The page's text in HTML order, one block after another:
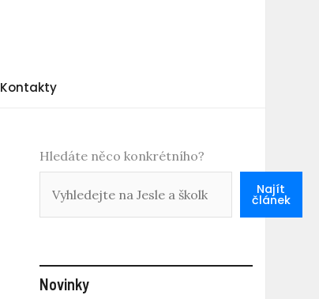
Kontakty
Hledáte něco konkrétního?
Najít
článek
Novinky